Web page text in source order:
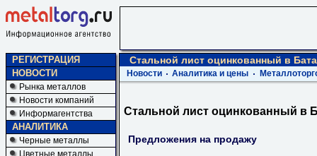
РЕГИСТРАЦИЯ
НОВОСТИ
Рынка металлов
Новости компаний
Информагентства
АНАЛИТИКА
Черные металлы
Цветные металлы
Стальной лист оцинкованный в
Новости Аналитика и цены
Стальной лист оцинкованный в
Предложения на продажу